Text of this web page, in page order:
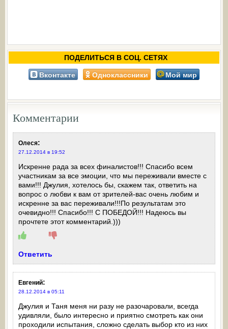
ПОДЕЛИТЬСЯ В СОЦ. СЕТЯХ
Вконтакте Одноклассники Мой мир
Комментарии
Олеся:
27.12.2014 в 19:52
Искренне рада за всех финалистов!!! Спасибо всем
участникам за все эмоции, что мы переживали вместе с
вами!!! Джулия, хотелось бы, скажем так, ответить на
вопрос о любви к вам от зрителей-вас очень любим и
искренне за вас переживали!!!По результатам это
очевидно!!! Спасибо!!! С ПОБЕДОЙ!!! Надеюсь вы
прочтете этот комментарий.)))
Ответить
Евгений:
28.12.2014 в 05:11
Джулия и Таня меня ни разу не разочаровали, всегда
удивляли, было интересно и приятно смотреть как они
проходили испытания, сложно сделать выбор кто из них